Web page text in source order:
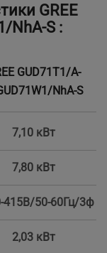
GREE
NhA-S :
GUD71T1/A-
NhA-S
7,10 кВт
7,80 кВт
415В/50-60Гц/3ф
2,03 кВт